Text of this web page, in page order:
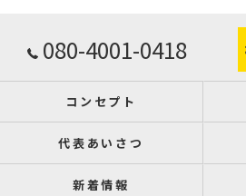
080-4001-0418
コンセプト
代表あいさつ
新着情報